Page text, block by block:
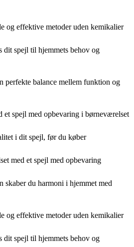
og effektive metoder uden kemikalier
dit spejl til hjemmets behov og
perfekte balance mellem funktion og
et spejl med opbevaring i børneværelset
i dit spejl, før du køber
med et spejl med opbevaring
skaber du harmoni i hjemmet med
og effektive metoder uden kemikalier
dit spejl til hjemmets behov og